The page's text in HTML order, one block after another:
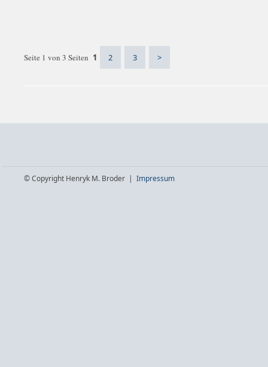
Seite 1 von 3 Seiten 1 2 3 >
© Copyright Henryk M. Broder | Impressum